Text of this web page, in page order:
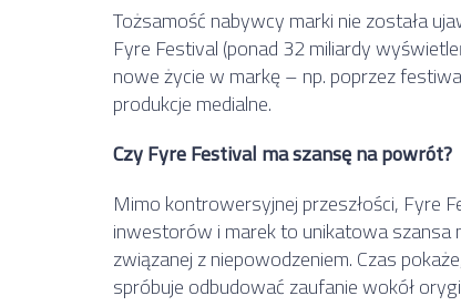
Tożsamość nabywcy marki nie została
Fyre Festival (ponad 32 miliardy
nowe życie w markę – np. poprzez
produkcje medialne.
Czy Fyre Festival ma szansę na powrót?
Mimo kontrowersyjnej przeszłości, Fyre
inwestorów i marek to unikatowa
związanej z niepowodzeniem. Czas
spróbuje odbudować zaufanie wokół